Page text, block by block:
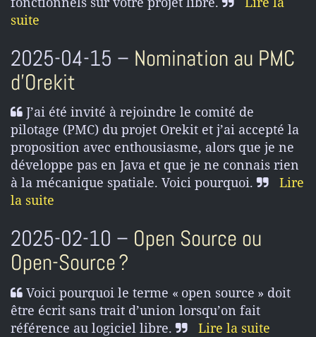
suite
2025-04-15 – Nomination au PMC
d’Orekit
J’ai été invité à rejoindre le comité de
pilotage (PMC) du projet Orekit et j’ai accepté la
proposition avec enthousiasme, alors que je ne
développe pas en Java et que je ne connais rien
à la mécanique spatiale. Voici pourquoi.
Lire
la suite
2025-02-10 – Open Source ou
Open-Source ?
Voici pourquoi le terme « open source » doit
être écrit sans trait d’union lorsqu’on fait
référence au logiciel libre.
Lire la suite